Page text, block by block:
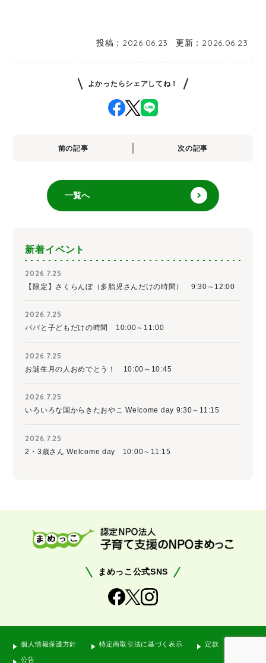
投稿： 2026.06.23 更新： 2026.06.23
よかったらシェアしてね！
前の記事 次の記事
一覧へ
新着イベント
2026.7.25
【限定】さくらんぼ（多胎児さんだけの時間） 9:30～12:00
2026.7.25
パパと子どもだけの時間 10:00～11:00
2026.7.25
お誕生月の人おめでとう！ 10:00～10:45
2026.7.25
いろいろな国からきたおやこ Welcome day 9:30～11:15
2026.7.25
2・3歳さん Welcome day 10:00～11:15
まめっこ公式SNS
個人情報保護方針 特定商取引法に基づく表示 定款
公告